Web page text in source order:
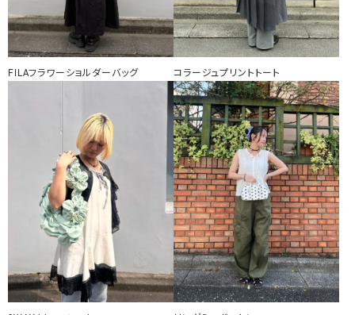
FILAフラワーショルダーバッグ コラージュプリントトート